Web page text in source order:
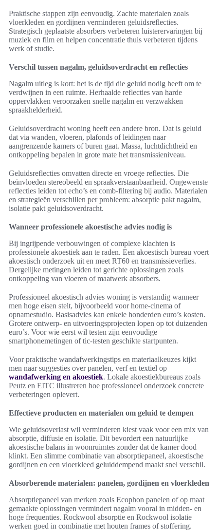
Praktische stappen zijn eenvoudig. Zachte materialen zoals
vloerkleden en gordijnen verminderen geluidsreflecties.
Strategisch geplaatste absorbers verbeteren luisterervaringen bij
muziek en film en helpen concentratie thuis verbeteren tijdens
werk of studie.
Verschil tussen nagalm, geluidsoverdracht en reflecties
Nagalm uitleg is kort: het is de tijd die geluid nodig heeft om te
verdwijnen in een ruimte. Herhaalde reflecties van harde
oppervlakken veroorzaken snelle nagalm en verzwakken
spraakhelderheid.
Geluidsoverdracht woning heeft een andere bron. Dat is geluid
dat via wanden, vloeren, plafonds of leidingen naar
aangrenzende kamers of buren gaat. Massa, luchtdichtheid en
ontkoppeling bepalen in grote mate het transmissieniveau.
Geluidsreflecties omvatten directe en vroege reflecties. Die
beïnvloeden stereobeeld en spraakverstaanbaarheid. Ongewenste
reflecties leiden tot echo’s en comb-filtering bij audio. Materialen
en strategieën verschillen per probleem: absorptie pakt nagalm,
isolatie pakt geluidsoverdracht.
Wanneer professionele akoestische advies nodig is
Bij ingrijpende verbouwingen of complexe klachten is
professionele akoestiek aan te raden. Een akoestisch bureau voert
akoestisch onderzoek uit en meet RT60 en transmissieverlies.
Dergelijke metingen leiden tot gerichte oplossingen zoals
ontkoppeling van vloeren of maatwerk absorbers.
Professioneel akoestisch advies woning is verstandig wanneer
men hoge eisen stelt, bijvoorbeeld voor home‑cinema of
opnamestudio. Basisadvies kan enkele honderden euro’s kosten.
Grotere ontwerp- en uitvoeringsprojecten lopen op tot duizenden
euro’s. Voor wie eerst wil testen zijn eenvoudige
smartphonemetingen of tic-testen geschikte startpunten.
Voor praktische wandafwerkingstips en materiaalkeuzes kijkt
men naar suggesties over panelen, verf en textiel op
wandafwerking en akoestiek. Lokale akoestiekbureaus zoals
Peutz en EITC illustreren hoe professioneel onderzoek concrete
verbeteringen oplevert.
Effectieve producten en materialen om geluid te dempen
Wie geluidsoverlast wil verminderen kiest vaak voor een mix van
absorptie, diffusie en isolatie. Dit bevordert een natuurlijke
akoestische balans in woonruimtes zonder dat de kamer dood
klinkt. Een slimme combinatie van absorptiepaneel, akoestische
gordijnen en een vloerkleed geluiddempend maakt snel verschil.
Absorberende materialen: panelen, gordijnen en vloerkleden
Absorptiepaneel van merken zoals Ecophon panelen of op maat
gemaakte oplossingen vermindert nagalm vooral in midden- en
hoge frequenties. Rockwool absorptie en Rockwool isolatie
werken goed in combinatie met houten frames of stoffering.